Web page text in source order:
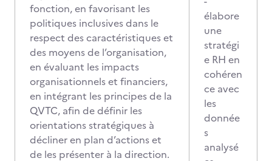
fonction, en favorisant les
politiques inclusives dans le
respect des caractéristiques et
des moyens de l’organisation,
en évaluant les impacts
organisationnels et financiers,
en intégrant les principes de la
QVTC, afin de définir les
orientations stratégiques à
décliner en plan d’actions et
de les présenter à la direction.
élabore
une
stratégi
e RH en
cohéren
ce avec
les
donnée
s
analysé